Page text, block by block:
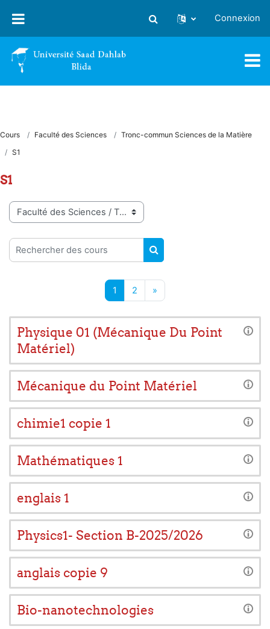
Activer/désactiver la saisie
Connexion
Cours Faculté des Sciences
Tronc-commun Sciences de la Matière
S1
S1
Catégories de cours
Rechercher des cours
RECHERCHER DES
1 Page 1
2 Page 2
»
Physique 01 (Mécanique Du Point
Matériel)
Mécanique du Point Matériel
chimie1 copie 1
Mathématiques 1
englais 1
Physics1- Section B-2025/2026
anglais copie 9
Bio-nanotechnologies